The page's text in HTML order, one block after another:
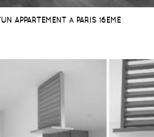
APPARTEMENT À PARIS 16EME